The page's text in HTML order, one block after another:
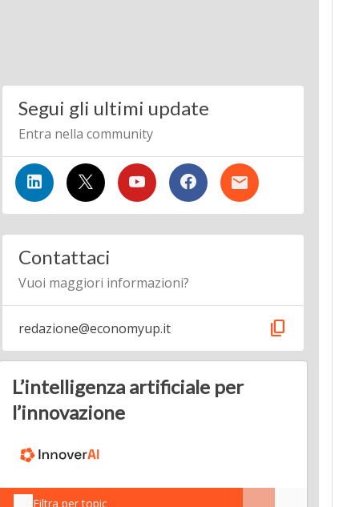
Segui gli ultimi update
Entra nella community
Contattaci
Vuoi maggiori informazioni?
redazione@economyup.it content_copy
L’intelligenza artificiale per
l’innovazione
Filtra per topic